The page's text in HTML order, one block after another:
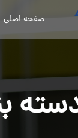
صفحه اصلی